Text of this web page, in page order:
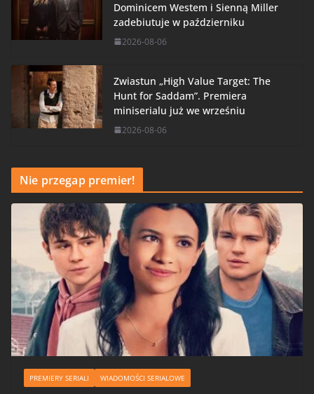
Dominicem Westem i Sienną Miller
zadebiutuje w październiku
2026-08-06
Zwiastun „High Value Target: The
Hunt for Saddam”. Premiera
miniserialu już we wrześniu
2026-08-06
Nie przegap premier!
PREMIERY SERIALI WIADOMOŚCI SERIALOWE